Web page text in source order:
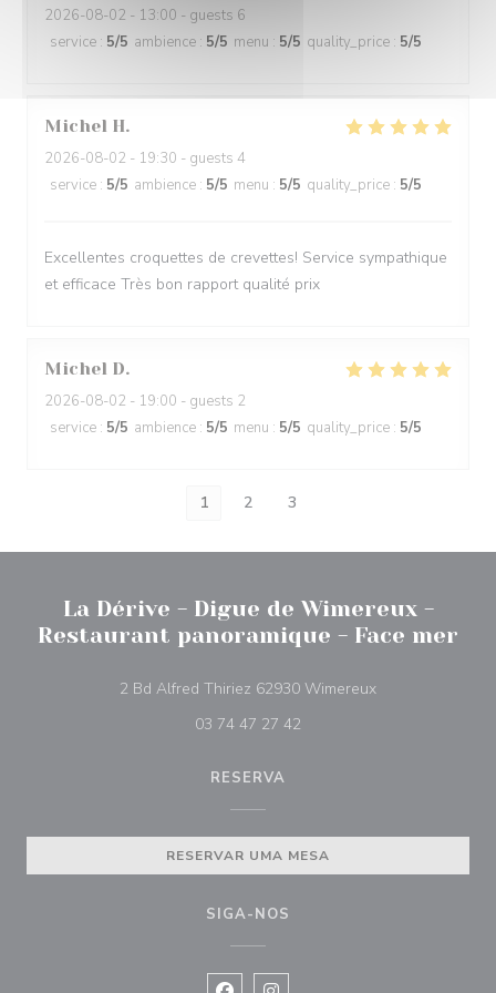
2026-08-02 - 13:00 - guests 6
service : 5/5 ambience : 5/5 menu : 5/5 quality_price : 5/5
Michel H
2026-08-02 - 19:30 - guests 4
service : 5/5 ambience : 5/5 menu : 5/5 quality_price : 5/5
Excellentes croquettes de crevettes! Service sympathique
et efficace Très bon rapport qualité prix
Michel D
2026-08-02 - 19:00 - guests 2
service : 5/5 ambience : 5/5 menu : 5/5 quality_price : 5/5
1 2 3
La Dérive - Digue de Wimereux -
Restaurant panoramique - Face mer
2 Bd Alfred Thiriez 62930 Wimereux((abre numa
03 74 47 27 42
RESERVA
RESERVAR UMA MESA
SIGA-NOS